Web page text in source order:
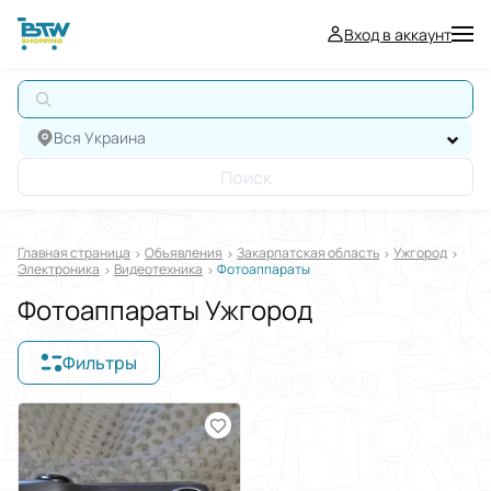
Вход в аккаунт
Вся Украина
Поиск
Главная страница Oбъявления Закарпатская область
Ужгород
Электроника
Видеотехника Фотоаппараты
Фотоаппараты Ужгород
Фильтры
Отображать в
Отсортировать по